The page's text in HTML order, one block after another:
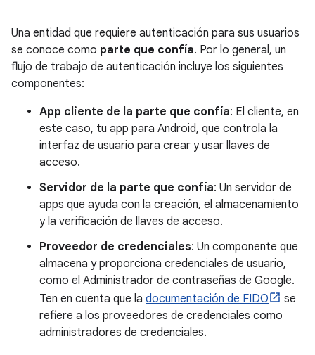
Una entidad que requiere autenticación para sus usuarios
se conoce como parte que confía. Por lo general, un
flujo de trabajo de autenticación incluye los siguientes
componentes:
App cliente de la parte que confía: El cliente, en
este caso, tu app para Android, que controla la
interfaz de usuario para crear y usar llaves de
acceso.
Servidor de la parte que confía: Un servidor de
apps que ayuda con la creación, el almacenamiento
y la verificación de llaves de acceso.
Proveedor de credenciales: Un componente que
almacena y proporciona credenciales de usuario,
como el Administrador de contraseñas de Google.
Ten en cuenta que la documentación de FIDO
se
refiere a los proveedores de credenciales como
administradores de credenciales.